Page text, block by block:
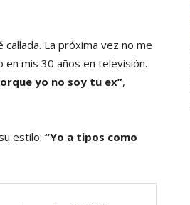
La próxima vez no me
en mis 30 años en televisión.
yo no soy tu ex”,
estilo: “Yo a tipos como